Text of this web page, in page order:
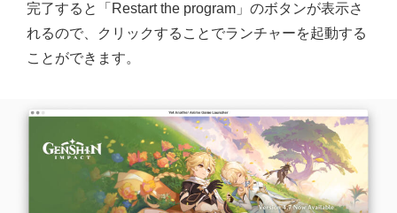
完了すると「Restart the program」のボタンが表示さ
れるので、クリックすることでランチャーを起動する
ことができます。